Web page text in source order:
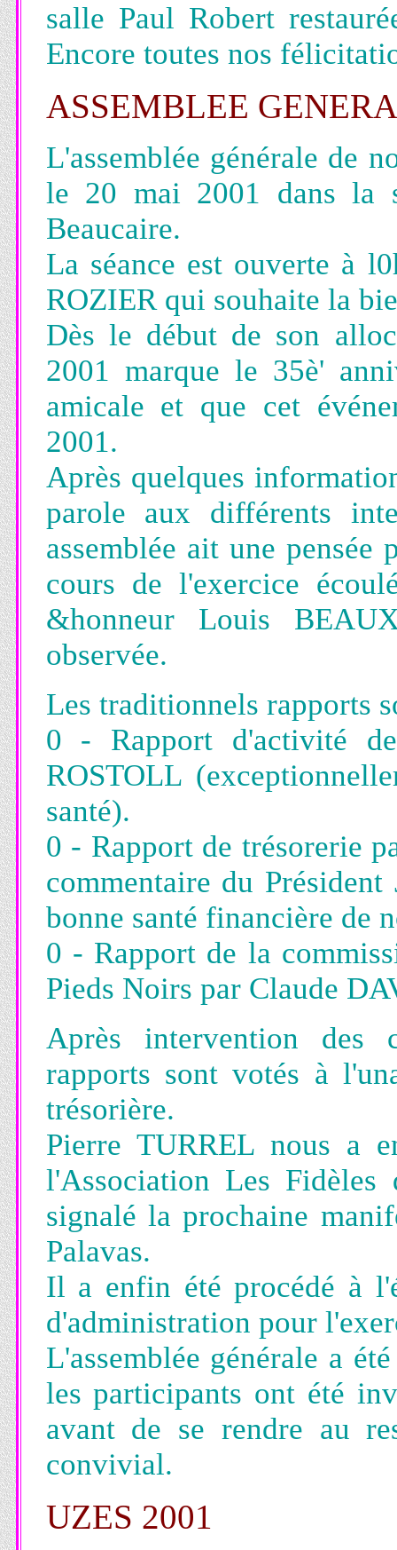
salle Paul Robert
Encore toutes nos
ASSEMBLEE
L'assemblée générale de
le 20 mai 2001 dans la
Beaucaire.
La séance est ouverte à
ROZIER qui souhaite la
Dès le début de son
2001 marque le 35è'
amicale et que cet
2001.
Après quelques
parole aux différents
assemblée ait une
cours de l'exercice
&honneur Louis
observée.
Les traditionnels rapports
0 - Rapport d'activité
ROSTOLL
santé).
0 - Rapport de trésorerie
commentaire du
bonne santé financière de
0 - Rapport de la
Pieds Noirs par Claude
Après intervention des
rapports sont votés à
trésorière.
Pierre TURREL nous a
l'Association Les
signalé la prochaine
Palavas.
Il a enfin été procédé à
d'administration pour
L'assemblée générale a
les participants ont été
avant de se rendre au
convivial.
UZES 2001